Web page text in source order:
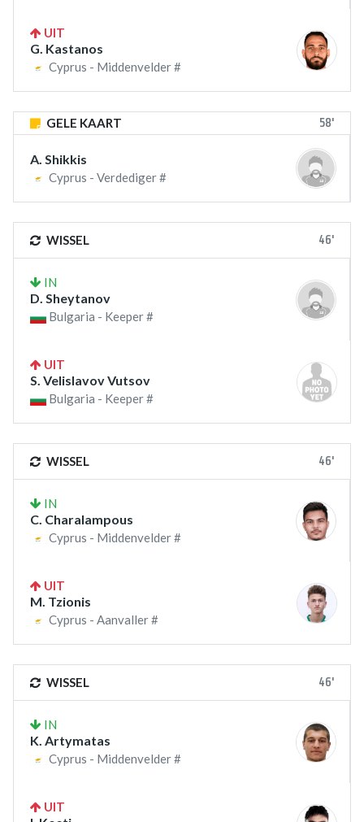
UIT
G. Kastanos
Cyprus - Middenvelder #
GELE KAART 58'
A. Shikkis
Cyprus - Verdediger #
WISSEL 46'
IN
D. Sheytanov
Bulgaria - Keeper #
UIT
S. Velislavov Vutsov
Bulgaria - Keeper #
WISSEL 46'
IN
C. Charalampous
Cyprus - Middenvelder #
UIT
M. Tzionis
Cyprus - Aanvaller #
WISSEL 46'
IN
K. Artymatas
Cyprus - Middenvelder #
UIT